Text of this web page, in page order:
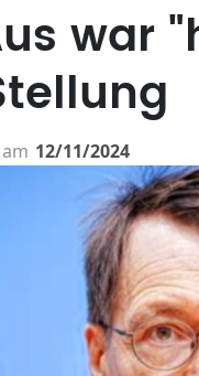
war
am 12/11/2024